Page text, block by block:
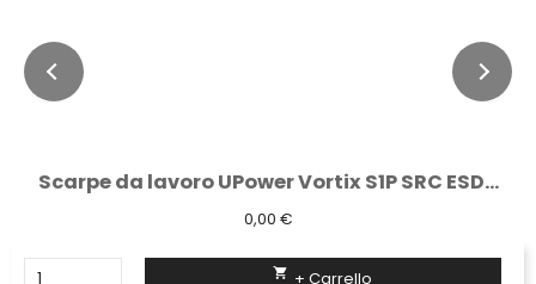
Scarpe antinfortunistiche U-Power Match...
60,39 €